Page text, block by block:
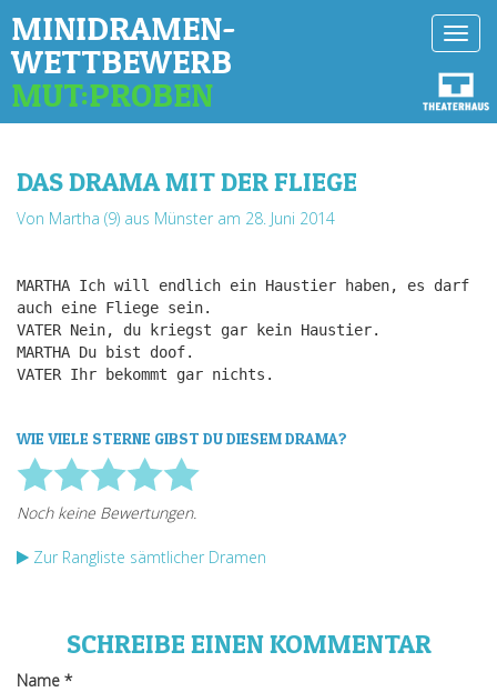
MINIDRAMEN-
WETTBEWERB
MUT:PROBEN
DAS DRAMA MIT DER FLIEGE
Von Martha (9) aus Münster am 28. Juni 2014
MARTHA Ich will endlich ein Haustier haben, es darf
auch eine Fliege sein.
VATER Nein, du kriegst gar kein Haustier.
MARTHA Du bist doof.
VATER Ihr bekommt gar nichts.
WIE VIELE STERNE GIBST DU DIESEM DRAMA?
Zur Rangliste sämtlicher Dramen
SCHREIBE EINEN KOMMENTAR
Name *